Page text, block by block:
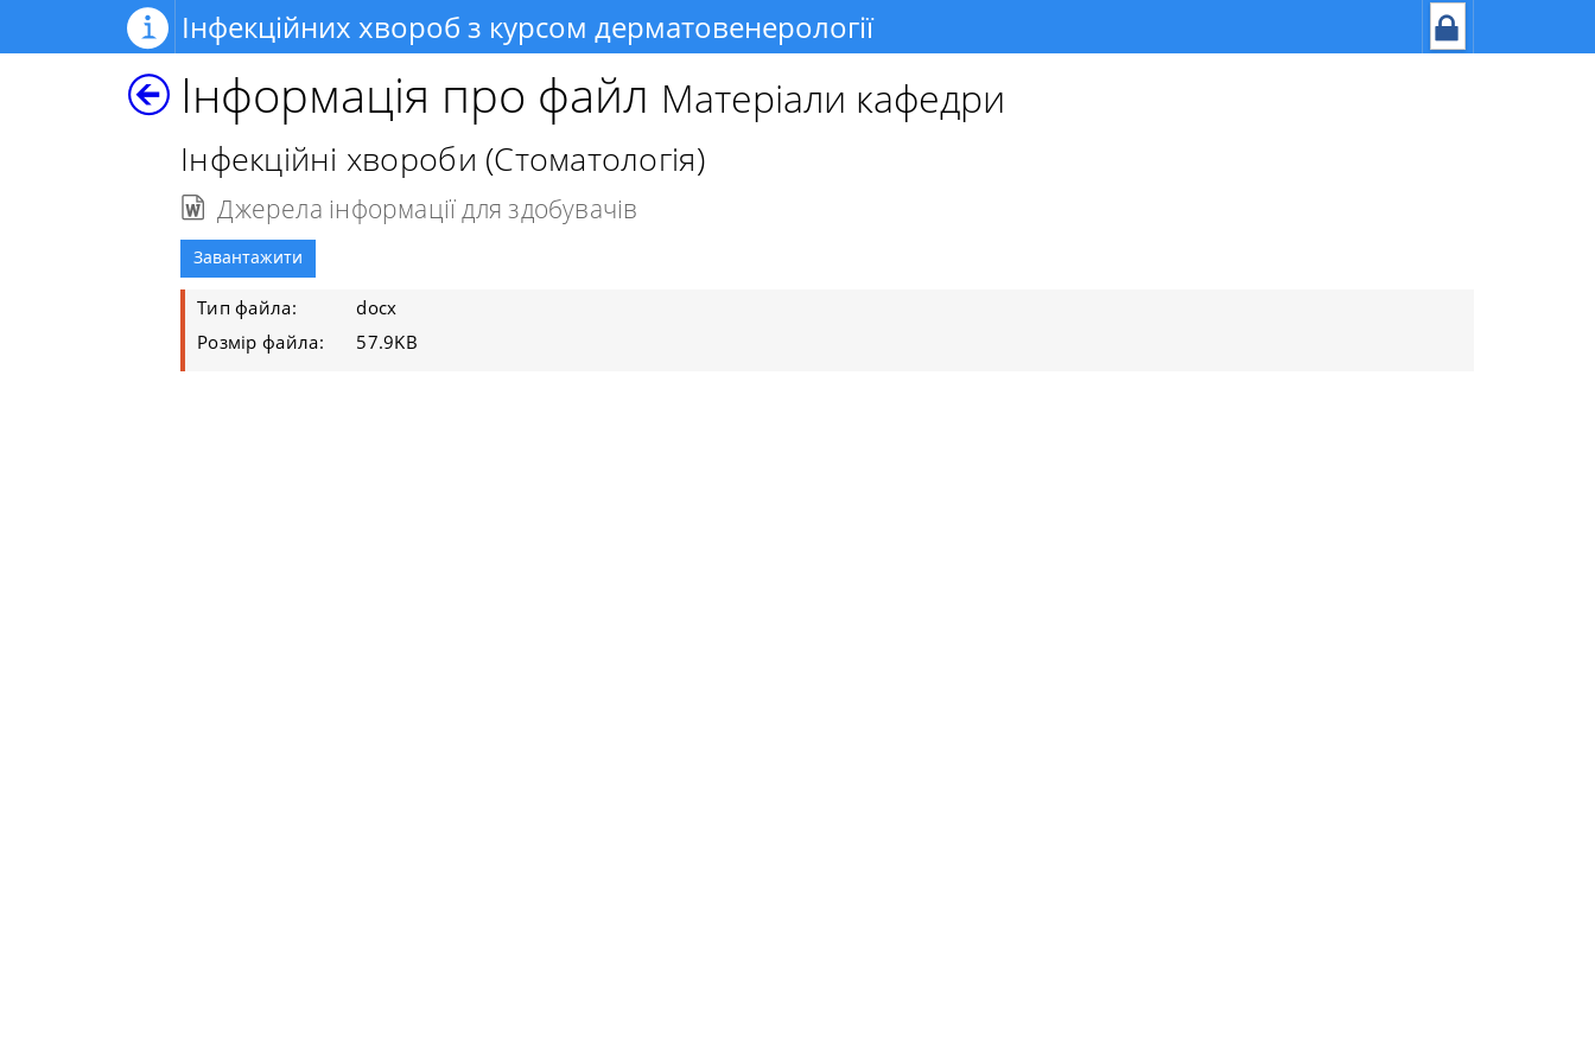
Інфекційних хвороб з курсом дерматовенерології
Інформація про файл Матеріали кафедри
Інфекційні хвороби (Стоматологія)
Джерела інформації для здобувачів
Завантажити
Тип файла:
docx
Розмір файла:
57.9KB